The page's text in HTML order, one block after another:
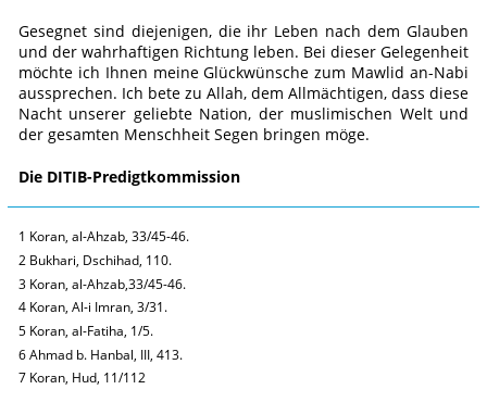
Gesegnet sind diejenigen, die ihr Leben nach dem Glauben
und der wahrhaftigen Richtung leben. Bei dieser Gelegenheit
möchte ich Ihnen meine Glückwünsche zum Mawlid an-Nabi
aussprechen. Ich bete zu Allah, dem Allmächtigen, dass diese
Nacht unserer geliebte Nation, der muslimischen Welt und
der gesamten Menschheit Segen bringen möge.
Die DITIB-Predigtkommission
1 Koran, al-Ahzab, 33/45-46.
2 Bukhari, Dschihad, 110.
3 Koran, al-Ahzab,33/45-46.
4 Koran, Al-i Imran, 3/31.
5 Koran, al-Fatiha, 1/5.
6 Ahmad b. Hanbal, III, 413.
7 Koran, Hud, 11/112